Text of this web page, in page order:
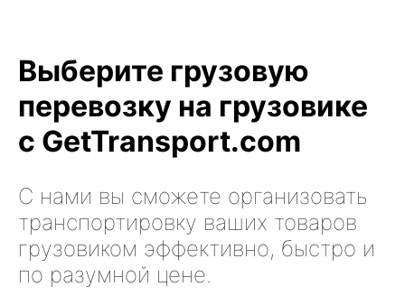
Выберите грузовую
перевозку на грузовике
с GetTransport.com
С нами вы сможете организовать
транспортировку ваших товаров
грузовиком эффективно, быстро и
по разумной цене.